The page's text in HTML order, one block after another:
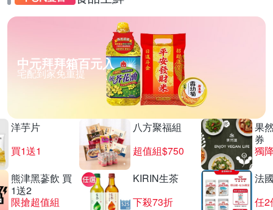
中元拜拜箱百元入
宅配到家免重提
洋芋片
買1送1
八方聚福組
超值組$750
果
券
獨
熊津黑蔘飲 買
1送2
限搶超值組
KIRIN生茶
下殺73折
法
任2